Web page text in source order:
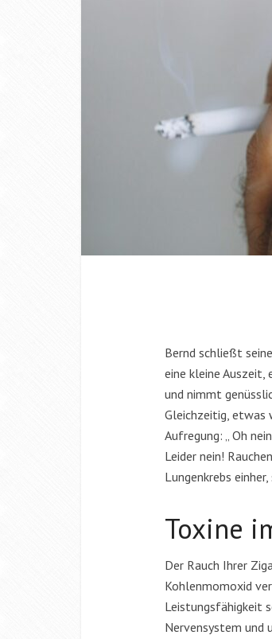
Bernd schließt
eine kleine Auszeit,
und nimmt
Gleichzeitig, etwas
Aufregung: „ Oh
Leider nein!
Lungenkrebs
Toxine
Der Rauch Ihrer
Kohlenmomoxid
Leistungsfähigkeit
Nervensystem und